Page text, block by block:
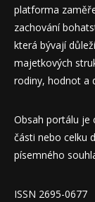
platforma
zachování
která bývají
majetkových
rodiny, hodnot a
Obsah portálu je
části nebo celku
písemného
ISSN 2695-0677